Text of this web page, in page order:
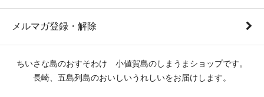
メルマガ登録・解除
ちいさな島のおすそわけ 小値賀島のしまうまショップです。
長崎、五島列島のおいしいうれしいをお届けします。